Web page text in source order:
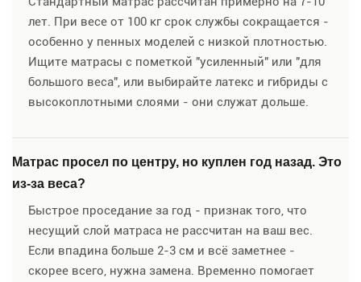
лет. При весе от 100 кг срок службы сокращается -
особенно у пенных моделей с низкой плотностью.
Ищите матрасы с пометкой "усиленный" или "для
большого веса", или выбирайте латекс и гибриды с
высокоплотными слоями - они служат дольше.
Матрас просел по центру, но куплен год назад. Это
из-за веса?
Быстрое проседание за год - признак того, что
несущий слой матраса не рассчитан на ваш вес.
Если впадина больше 2-3 см и всё заметнее -
скорее всего, нужна замена. Временно помогает